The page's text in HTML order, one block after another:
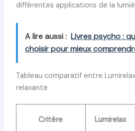
différentes applications de la
A lire aussi : Livres psycho :
choisir pour mieux
Tableau comparatif entre
relaxante
Critère Lumirelax